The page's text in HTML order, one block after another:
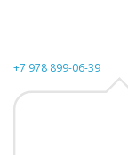
+7 978 899-06-39